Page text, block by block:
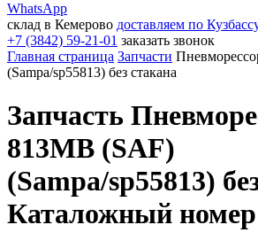
WhatsApp
склад в Кемерово доставляем по
+7 (3842) 59-21-01 заказать звонок
Главная страница Запчасти
(Sampa/sp55813) без стакана
Запчасть
813MB (SAF)
(Sampa/sp55813)
Каталожный